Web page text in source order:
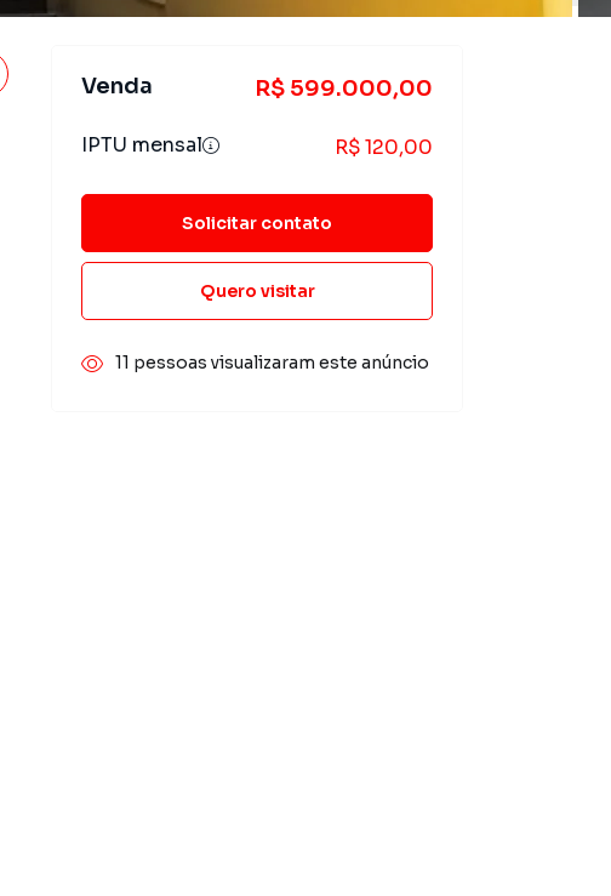
Venda R$ 599.000,00
IPTU mensal R$ 120,00
Solicitar contato
Quero visitar
11 pessoas visualizaram este anúncio